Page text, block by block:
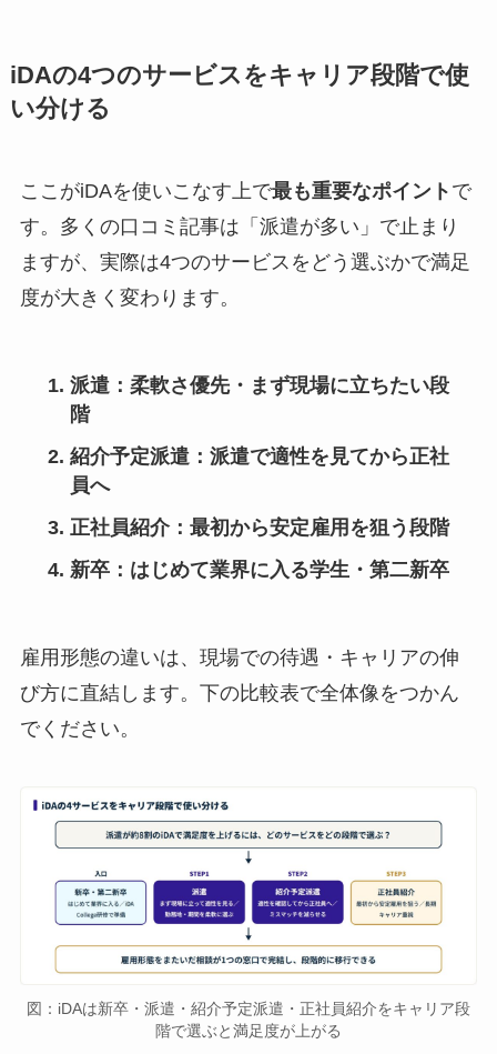
iDAの4つのサービスをキャリア段階で使
い分ける
ここがiDAを使いこなす上で最も重要なポイント で
す。多くの口コミ記事は「派遣が多い」で止まり
ますが、実際は4つのサービスをどう選ぶかで満足
度が大きく変わります。
派遣：柔軟さ優先・まず現場に立ちたい段
階
紹介予定派遣：派遣で適性を見てから正社
員へ
正社員紹介：最初から安定雇用を狙う段階
新卒：はじめて業界に入る学生・第二新卒
雇用形態の違いは、現場での待遇・キャリアの伸
び方に直結します。下の比較表で全体像をつかん
でください。
図：iDAは新卒・派遣・紹介予定派遣・正社員紹介をキャリア段
階で選ぶと満足度が上がる